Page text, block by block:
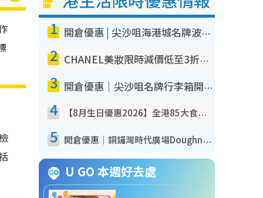
1 開倉優惠 | 尖沙咀海港城名牌波鞋開倉低至1折！On鞋$899起／Joy&Peace鞋履$98起
2 CHANEL美妝限時減價低至3折！人氣粉底/唇膏/精華液低至$275！COCO香水都有平
3 開倉優惠｜尖沙咀名牌行李箱開倉低至4折！一連5日 American Tourister/ace./Hallmark $200起！
4 【8月生日優惠2026】全港85大食買玩著數攻略 自助餐/火鍋放題同行免費＋誠品/DONKI送現金券
5 開倉優惠｜銅鑼灣時代廣場Doughnut/Campo Marzio開倉低至1折！背囊、書包、手袋劈價$200起
U GO 本週好去處